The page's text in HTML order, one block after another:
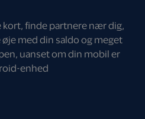
kort, finde partnere nær dig,
med din saldo og meget
uanset om din mobil er
enhed